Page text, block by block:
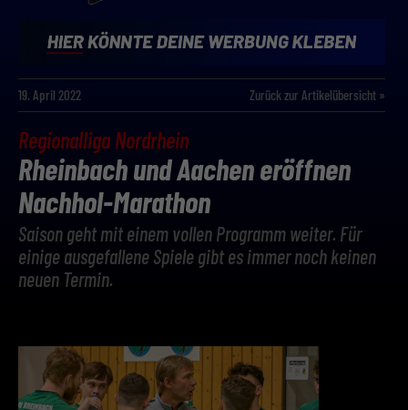
19. April 2022 Zurück zur Artikelübersicht »
Regionalliga Nordrhein
Rheinbach und Aachen eröffnen
Nachhol-Marathon
Saison geht mit einem vollen Programm weiter. Für
einige ausgefallene Spiele gibt es immer noch keinen
neuen Termin.